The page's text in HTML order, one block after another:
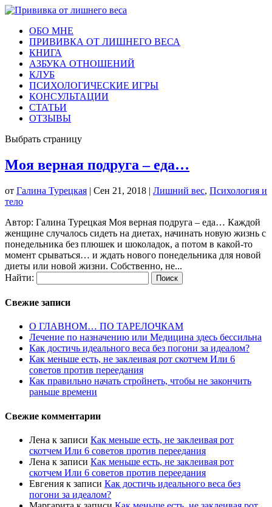
ОБО МНЕ
ПРИВИВКА ОТ ЛИШНЕГО ВЕСА
КНИГА
АЗБУКА ОТНОШЕНИЙ
КЛУБ
ПСИХОЛОГИЧЕСКИЕ ИГРЫ
КОНСУЛЬТАЦИИ
СТАТЬИ
ОТЗЫВЫ
Выбрать страницу
Моя верная подруга – еда…
от Галина Турецкая | Сен 21, 2018 | Лишний вес, Психология и
тело
Автор: Галина Турецкая Моя верная подруга – еда… Каждой
женщине случалось сидеть на диетах, начинать новую жизнь с
понедельника без плюшек и шоколадок, а потом в какой-то
момент срываться… и ждать нового понедельника для новой
диеты или новой жизни. Собственно, не...
Найти:
Свежие записи
О ГЛАВНОМ… ПО ТАРЕЛОЧКАМ
Лечение по назначению или Медицина здесь бессильна
Как достичь идеального веса без погони за идеалом?
Как меньше есть, не заклеивая рот скотчем Или 6
советов против переедания
Как правильно начать стройнеть, чтобы не закончить
раньше времени
Свежие комментарии
Лена к записи Как меньше есть, не заклеивая рот
скотчем Или 6 советов против переедания
Лена к записи Как меньше есть, не заклеивая рот
скотчем Или 6 советов против переедания
Евгения к записи Как достичь идеального веса без
погони за идеалом?